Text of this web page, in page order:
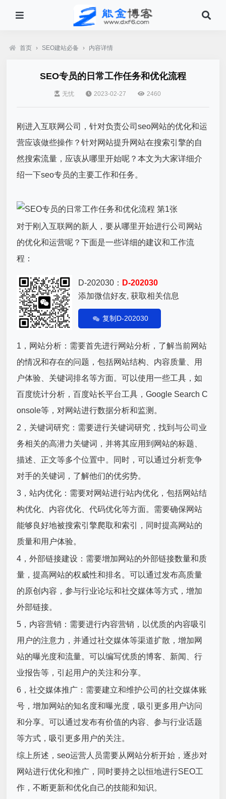
首页 › SEO建站必备 › 内容详情
SEO专员的日常工作任务和优化流程
无忧 2023-02-27 2460
刚进入互联网公司，针对负责公司seo网站的优化和运
营应该做些操作？针对网站提升网站在搜索引擎的自
然搜索流量，应该从哪里开始呢？本文为大家详细介
绍一下seo专员的主要工作和任务。
对于刚入互联网的新人，要从哪里开始进行公司网站
的优化和运营呢？下面是一些详细的建议和工作流
程：
D-202030： D-202030
添加微信好友, 获取相关信息
复制D-202030
1，网站分析：需要首先进行网站分析，了解当前网站
的情况和存在的问题，包括网站结构、内容质量、用
户体验、关键词排名等方面。可以使用一些工具，如
百度统计分析，百度站长平台工具，Google Search C
onsole等，对网站进行数据分析和监测。
2，关键词研究：需要进行关键词研究，找到与公司业
务相关的高潜力关键词，并将其应用到网站的标题、
描述、正文等多个位置中。同时，可以通过分析竞争
对手的关键词，了解他们的优劣势。
3，站内优化：需要对网站进行站内优化，包括网站结
构优化、内容优化、代码优化等方面。需要确保网站
能够良好地被搜索引擎爬取和索引，同时提高网站的
质量和用户体验。
4，外部链接建设：需要增加网站的外部链接数量和质
量，提高网站的权威性和排名。可以通过发布高质量
的原创内容，参与行业论坛和社交媒体等方式，增加
外部链接。
5，内容营销：需要进行内容营销，以优质的内容吸引
用户的注意力，并通过社交媒体等渠道扩散，增加网
站的曝光度和流量。可以编写优质的博客、新闻、行
业报告等，引起用户的关注和分享。
6，社交媒体推广：需要建立和维护公司的社交媒体账
号，增加网站的知名度和曝光度，吸引更多用户访问
和分享。可以通过发布有价值的内容、参与行业话题
等方式，吸引更多用户的关注。
综上所述，seo运营人员需要从网站分析开始，逐步对
网站进行优化和推广，同时要持之以恒地进行SEO工
作，不断更新和优化自己的技能和知识。